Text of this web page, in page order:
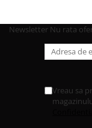
Newsletter Nu rata
Vreau sa